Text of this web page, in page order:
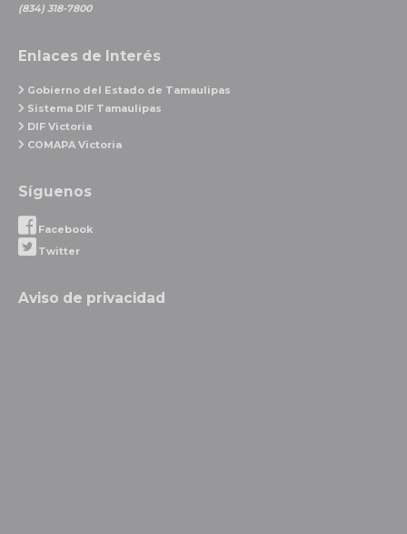
(834) 318-7800
Enlaces de Interés
Gobierno del Estado de Tamaulipas
Sistema DIF Tamaulipas
DIF Victoria
COMAPA Victoria
Síguenos
Facebook
Twitter
Aviso de privacidad